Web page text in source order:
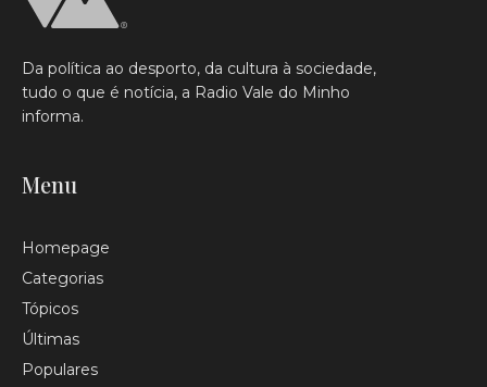
Da política ao desporto, da cultura à sociedade,
tudo o que é notícia, a Radio Vale do Minho
informa.
Menu
Homepage
Categorias
Tópicos
Últimas
Populares